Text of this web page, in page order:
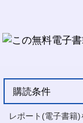
購読条件
レポート(電子書籍